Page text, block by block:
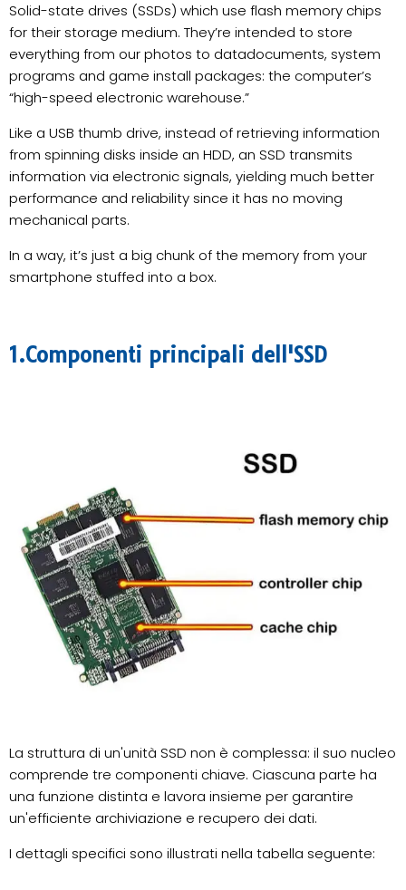
Solid-state drives (SSDs) which use flash memory chips
for their storage medium. They’re intended to store
everything from our photos to datadocuments, system
programs and game install packages: the computer’s
“high-speed electronic warehouse.”
Like a USB thumb drive, instead of retrieving information
from spinning disks inside an HDD, an SSD transmits
information via electronic signals, yielding much better
performance and reliability since it has no moving
mechanical parts.
In a way, it’s just a big chunk of the memory from your
smartphone stuffed into a box.
1.Componenti principali dell'SSD
La struttura di un'unità SSD non è complessa: il suo nucleo
comprende tre componenti chiave. Ciascuna parte ha
una funzione distinta e lavora insieme per garantire
un'efficiente archiviazione e recupero dei dati.
I dettagli specifici sono illustrati nella tabella seguente: